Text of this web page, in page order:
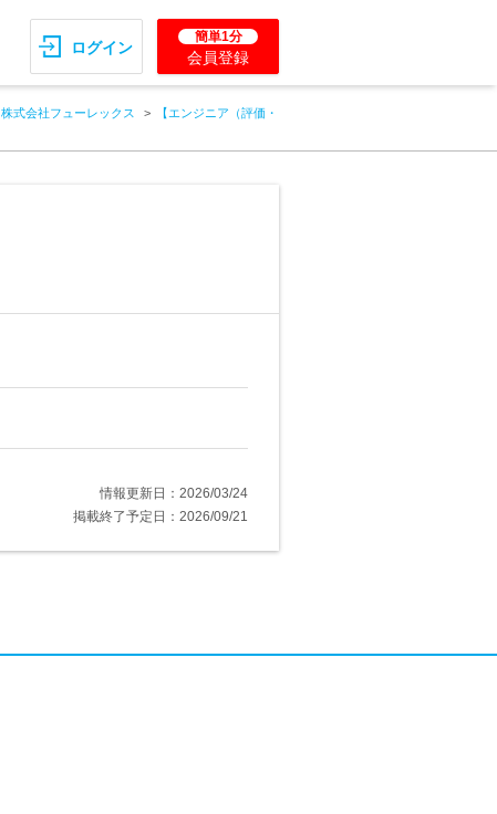
ログイン
簡単1分
会員登録
株式会社フューレックス 【エンジニア（評価・
情報更新日：2026/03/24
掲載終了予定日：2026/09/21